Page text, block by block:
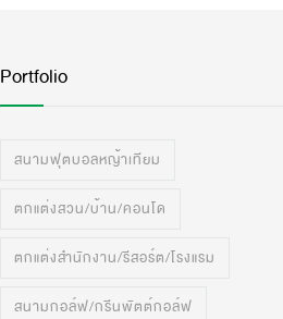
Portfolio
สนามฟุตบอลหญ้าเทียม
ตกแต่งสวน/บ้าน/คอนโด
ตกแต่งสำนักงาน/รีสอร์ต/โรงแรม
สนามกอล์ฟ/กรีนพัตต์กอล์ฟ